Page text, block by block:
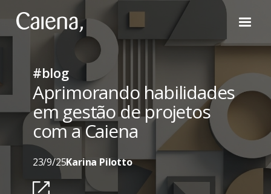
#blog
Aprimorando habilidades
em gestão de projetos
com a Caiena
23/9/25Karina Pilotto